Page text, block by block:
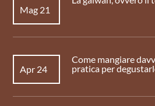
Mag 21
Come mangiare
pratica per
Apr 24